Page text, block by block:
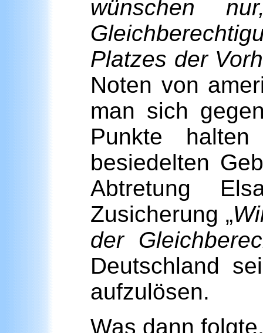
wünschen
Platzes der
Noten von
man sich
Punkte
besiedelten
Abtretung
Zusicherung „
der
Deutschland
aufzulösen.
Was dann